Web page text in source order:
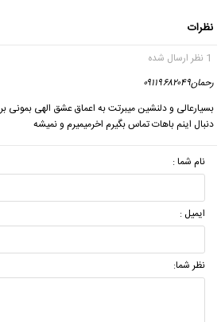
نظرات
1 نظر ارسال شده
رحمان۰۹۱۱۹۶۸۲۰۴۹
بسیارعالی و دلنشین میبرتت به اعماق عشق الهی
دنبال اینم باهات تماس بگیرم اخرمیمیرم و نمیشه
نام شما :
ایمیل :
نظر شما: